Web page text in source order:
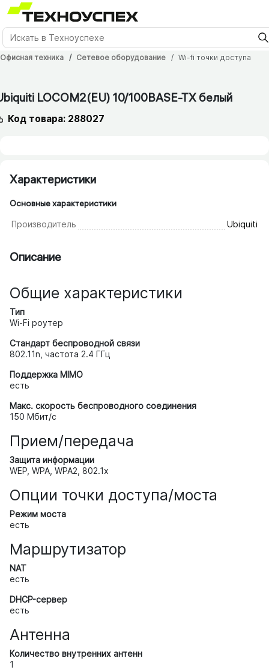
Офисная техника Сетевое оборудование Wi-fi точки доступа
LOCOM2(EU) 10/​100BASE-TX белый
Код товара: 288027
Характеристики
Основные характеристики
Производитель Ubiquiti
Описание
Общие характеристики
Тип
Wi-Fi роутер
Стандарт беспроводной связи
802.11n, частота 2.4 ГГц
Поддержка MIMO
есть
Макс. скорость беспроводного соединения
150 Мбит/с
Прием/передача
Защита информации
WEP, WPA, WPA2, 802.1x
Опции точки доступа/моста
Режим моста
есть
Маршрутизатор
NAT
есть
DHCP-сервер
есть
Антенна
Количество внутренних антенн
1